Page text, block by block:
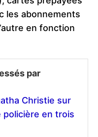
les abonnements
en fonction
par
Christie sur
policière en trois